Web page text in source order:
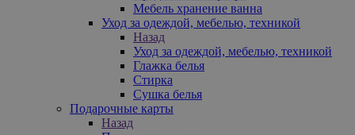
Мебель хранение ванна
Уход за одеждой, мебелью, техникой
Назад
Уход за одеждой, мебелью, техникой
Глажка белья
Стирка
Сушка белья
Подарочные карты
Назад